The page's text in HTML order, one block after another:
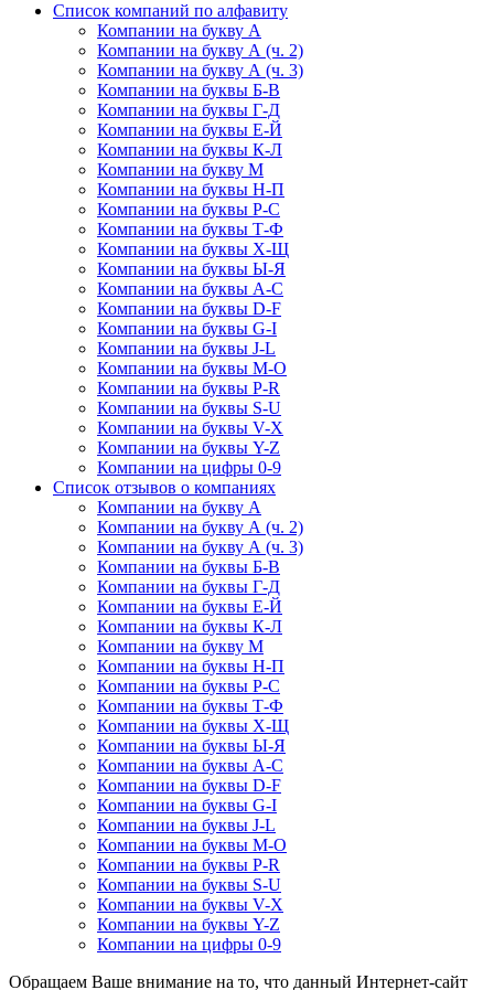
Список компаний по алфавиту
Компании на букву А
Компании на букву А (ч. 2)
Компании на букву А (ч. 3)
Компании на буквы Б-В
Компании на буквы Г-Д
Компании на буквы Е-Й
Компании на буквы К-Л
Компании на букву М
Компании на буквы Н-П
Компании на буквы Р-С
Компании на буквы Т-Ф
Компании на буквы Х-Щ
Компании на буквы Ы-Я
Компании на буквы A-C
Компании на буквы D-F
Компании на буквы G-I
Компании на буквы J-L
Компании на буквы M-O
Компании на буквы P-R
Компании на буквы S-U
Компании на буквы V-X
Компании на буквы Y-Z
Компании на цифры 0-9
Список отзывов о компаниях
Компании на букву А
Компании на букву А (ч. 2)
Компании на букву А (ч. 3)
Компании на буквы Б-В
Компании на буквы Г-Д
Компании на буквы Е-Й
Компании на буквы К-Л
Компании на букву М
Компании на буквы Н-П
Компании на буквы Р-С
Компании на буквы Т-Ф
Компании на буквы Х-Щ
Компании на буквы Ы-Я
Компании на буквы A-C
Компании на буквы D-F
Компании на буквы G-I
Компании на буквы J-L
Компании на буквы M-O
Компании на буквы P-R
Компании на буквы S-U
Компании на буквы V-X
Компании на буквы Y-Z
Компании на цифры 0-9
Обращаем Ваше внимание на то, что данный Интернет-сайт